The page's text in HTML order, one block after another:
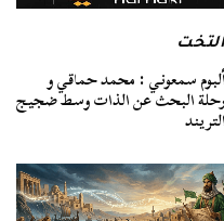
ألبوم سمعوني : محمد حماقي و
رحلة البحث عن الذات وسط ضجيج
التريند